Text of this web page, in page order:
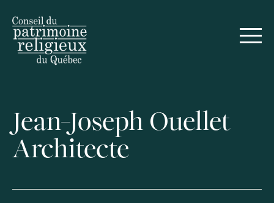
Jean-Joseph Ouellet
Architecte